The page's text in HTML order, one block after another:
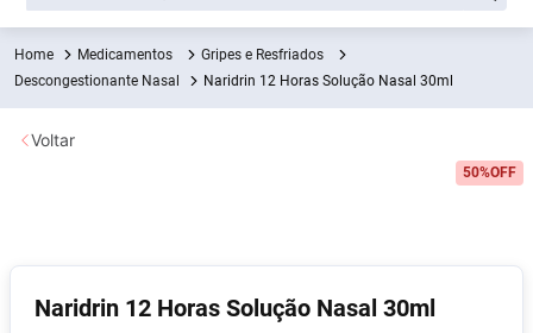
Medicamentos
Gripes e Resfriados
Descongestionante Nasal
Naridrin 12 Horas Solução Nasal 30ml
50%OFF
Naridrin 12 Horas Solução Nasal 30ml
Voltar
Termos mais buscados
1º Fralda
2
5º Fralda G
6º Shampoo